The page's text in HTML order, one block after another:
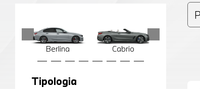
Berlina Cabrio
Tipologia